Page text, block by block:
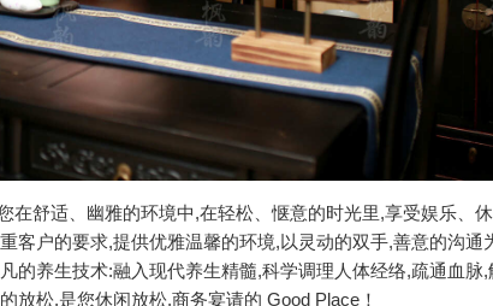
舒适、幽雅的环境中,在轻松、惬意的时光里,享受娱乐、
客户的要求,提供优雅温馨的环境,以灵动的双手,善意的沟通
养生技术:融入现代养生精髓,科学调理人体经络,疏通血脉,
放松,是您休闲放松,商务宴请的 Good Place！